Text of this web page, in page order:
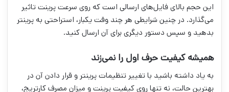
این حجم بالای فایل‌های ارسالی است که روی سرعت پرینت تاثیر
می‌گذارد. در چنین شرایطی هر چند وقت یکبار، استراحتی به پرینتر
بدهید و سپس دستور دیگری برای آن ارسال کنید.
همیشه کیفیت حرف اول را نمی‌زند
به یاد داشته باشید با تغییر تنظیمات پرینتر و قرار دادن آن در
بهترین حالت، نه تنها روی کیفیت پرینت و میزان مصرف کارتریج،